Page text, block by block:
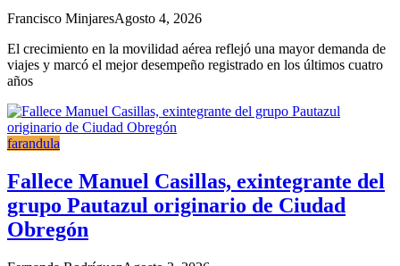
Francisco MinjaresAgosto 4, 2026
El crecimiento en la movilidad aérea reflejó una mayor demanda de
viajes y marcó el mejor desempeño registrado en los últimos cuatro
años
farandula
Fallece Manuel Casillas, exintegrante del
grupo Pautazul originario de Ciudad
Obregón